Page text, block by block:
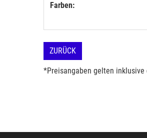
Farben:
ZURÜCK
*Preisangaben gelten